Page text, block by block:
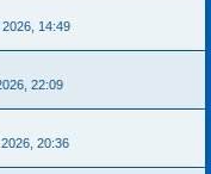
14:49
22:09
20:36